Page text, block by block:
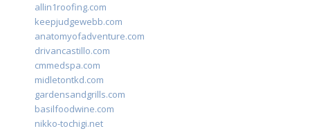
allin1roofing.com
keepjudgewebb.com
anatomyofadventure.com
drivancastillo.com
cmmedspa.com
midletontkd.com
gardensandgrills.com
basilfoodwine.com
nikko-tochigi.net